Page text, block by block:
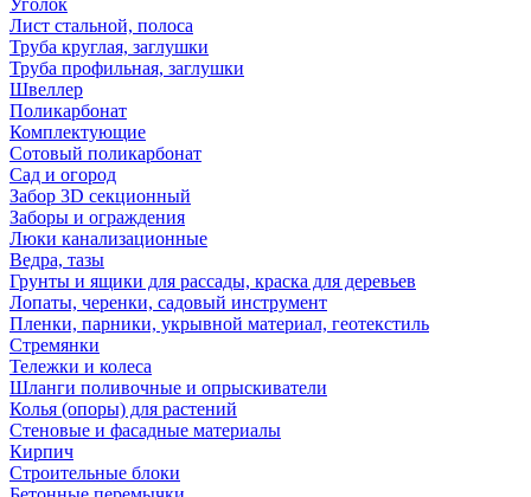
Уголок
Лист стальной, полоса
Труба круглая, заглушки
Труба профильная, заглушки
Швеллер
Поликарбонат
Комплектующие
Сотовый поликарбонат
Сад и огород
Забор 3D секционный
Заборы и ограждения
Люки канализационные
Ведра, тазы
Грунты и ящики для рассады, краска для деревьев
Лопаты, черенки, садовый инструмент
Пленки, парники, укрывной материал, геотекстиль
Стремянки
Тележки и колеса
Шланги поливочные и опрыскиватели
Колья (опоры) для растений
Стеновые и фасадные материалы
Кирпич
Строительные блоки